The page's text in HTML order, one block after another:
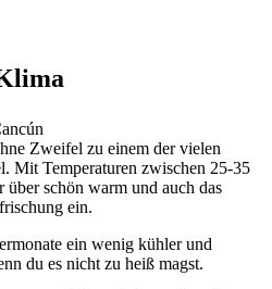
Zweifel zu einem der vielen
Mit Temperaturen zwischen 25-35
über schön warm und auch das
ein.
ein wenig kühler und
du es nicht zu heiß magst.